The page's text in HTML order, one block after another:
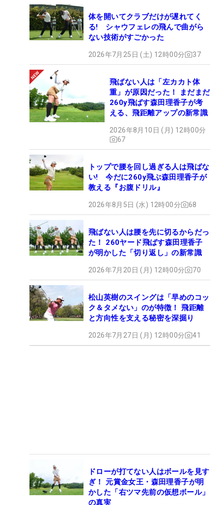
体を開いてクラブだけが遅れてく
る! シャウフェレの飛んで曲がら
ない技術がすごかった
2026年7月25日 (土) 12時00分 37
飛ばない人は「左カカト体
重」が原因だった！ まだまだ
260y飛ばす森田理香子が考
える、飛距離アップの新常識
2026年8月10日 (月) 12時00分
67
トップで腰を回し過ぎる人は飛ばな
い! 今だに260y飛ぶ森田理香子が
教える『お腹ドリル』
2026年8月5日 (水) 12時00分 68
飛ばない人は腰を先に切るからだっ
た！ 260ヤード飛ばす森田理香子
が明かした「切り返し」の新常識
2026年7月20日 (月) 12時00分 70
松山英樹のスイングは「早めのコッ
ク＆タメない」のが特徴！ 飛距離
と方向性を支える秘密を深掘り
2026年7月27日 (月) 12時00分 41
ドローが打てない人はボールを見す
ぎ！ 元賞金女王・森田理香子が明
かした「右ツマ先前の仮想ボール」
の真実